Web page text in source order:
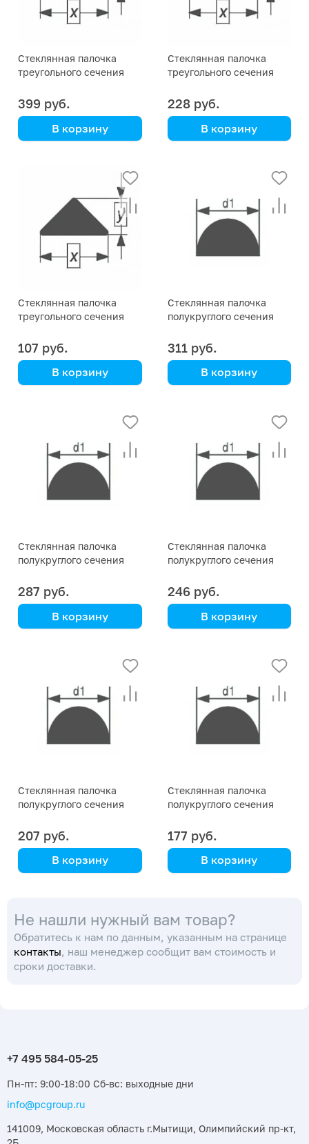
Стеклянная палочка
треугольного сечения
399 руб.
В корзину
Стеклянная палочка
треугольного сечения
228 руб.
В корзину
Стеклянная палочка
треугольного сечения
107 руб.
В корзину
Стеклянная палочка
полукруглого сечения
311 руб.
В корзину
Стеклянная палочка
полукруглого сечения
287 руб.
В корзину
Стеклянная палочка
полукруглого сечения
246 руб.
В корзину
Стеклянная палочка
полукруглого сечения
207 руб.
В корзину
Стеклянная палочка
полукруглого сечения
177 руб.
В корзину
Не нашли нужный вам товар?
Обратитесь к нам по данным, указанным на странице
контакты, наш менеджер сообщит вам стоимость и
сроки доставки.
Пн-пт: 9:00-18:00 Сб-вс: выходные дни
info@pcgroup.ru
141009, Московская область г.Мытищи, Олимпийский пр-кт,